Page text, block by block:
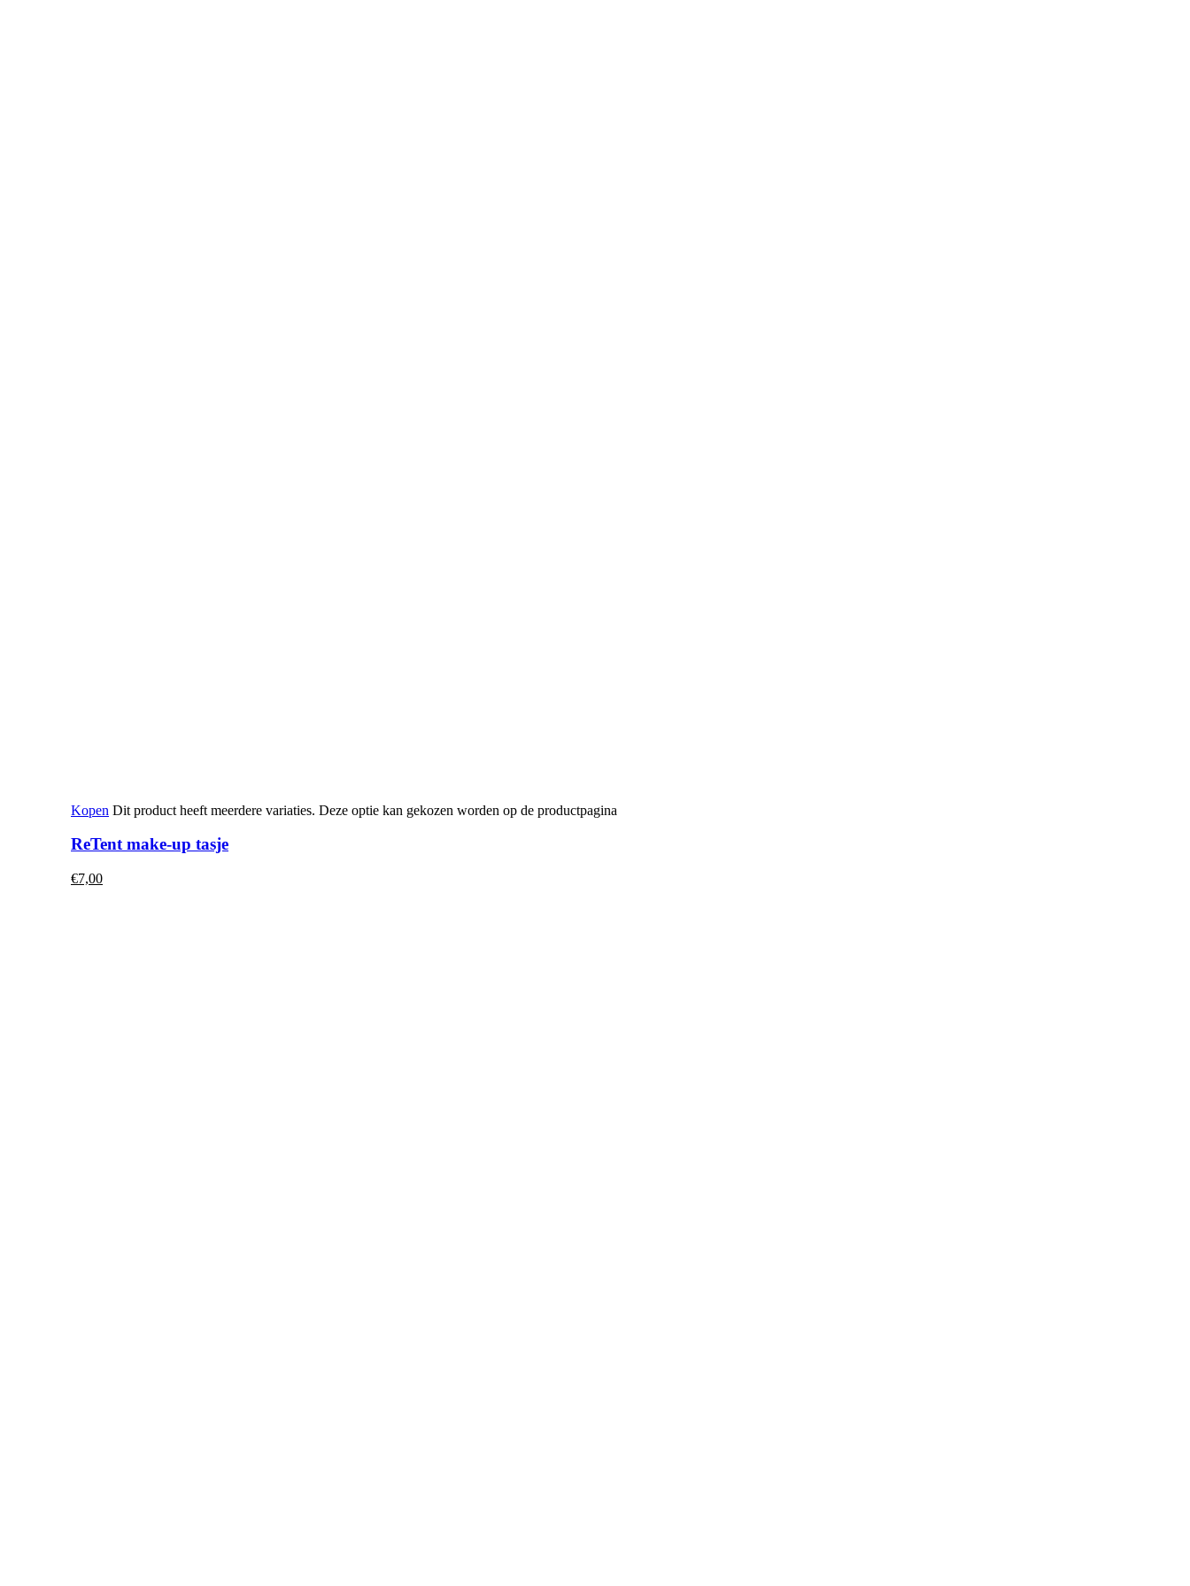
Kopen Dit product heeft meerdere variaties. Deze optie kan gekozen worden op de productpagina
ReTent make-up tasje
€7,00